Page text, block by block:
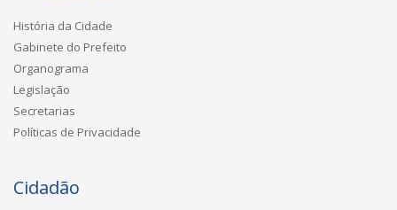
História da Cidade
Gabinete do Prefeito
Organograma
Legislação
Secretarias
Políticas de Privacidade
Cidadão